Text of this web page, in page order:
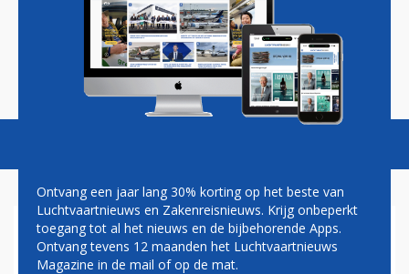
Magazine Podcasts Vacatures
ETNA
Ontvang een jaar lang 30% korting op het beste van
Luchtvaartnieuws en Zakenreisnieuws. Krijg onbeperkt
toegang tot al het nieuws en de bijbehorende Apps.
Ontvang tevens 12 maanden het Luchtvaartnieuws
Magazine in de mail of op de mat.